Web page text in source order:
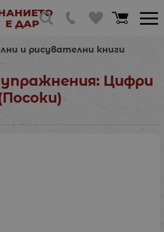
Е ДАР
и рисувателни книги
Цифри